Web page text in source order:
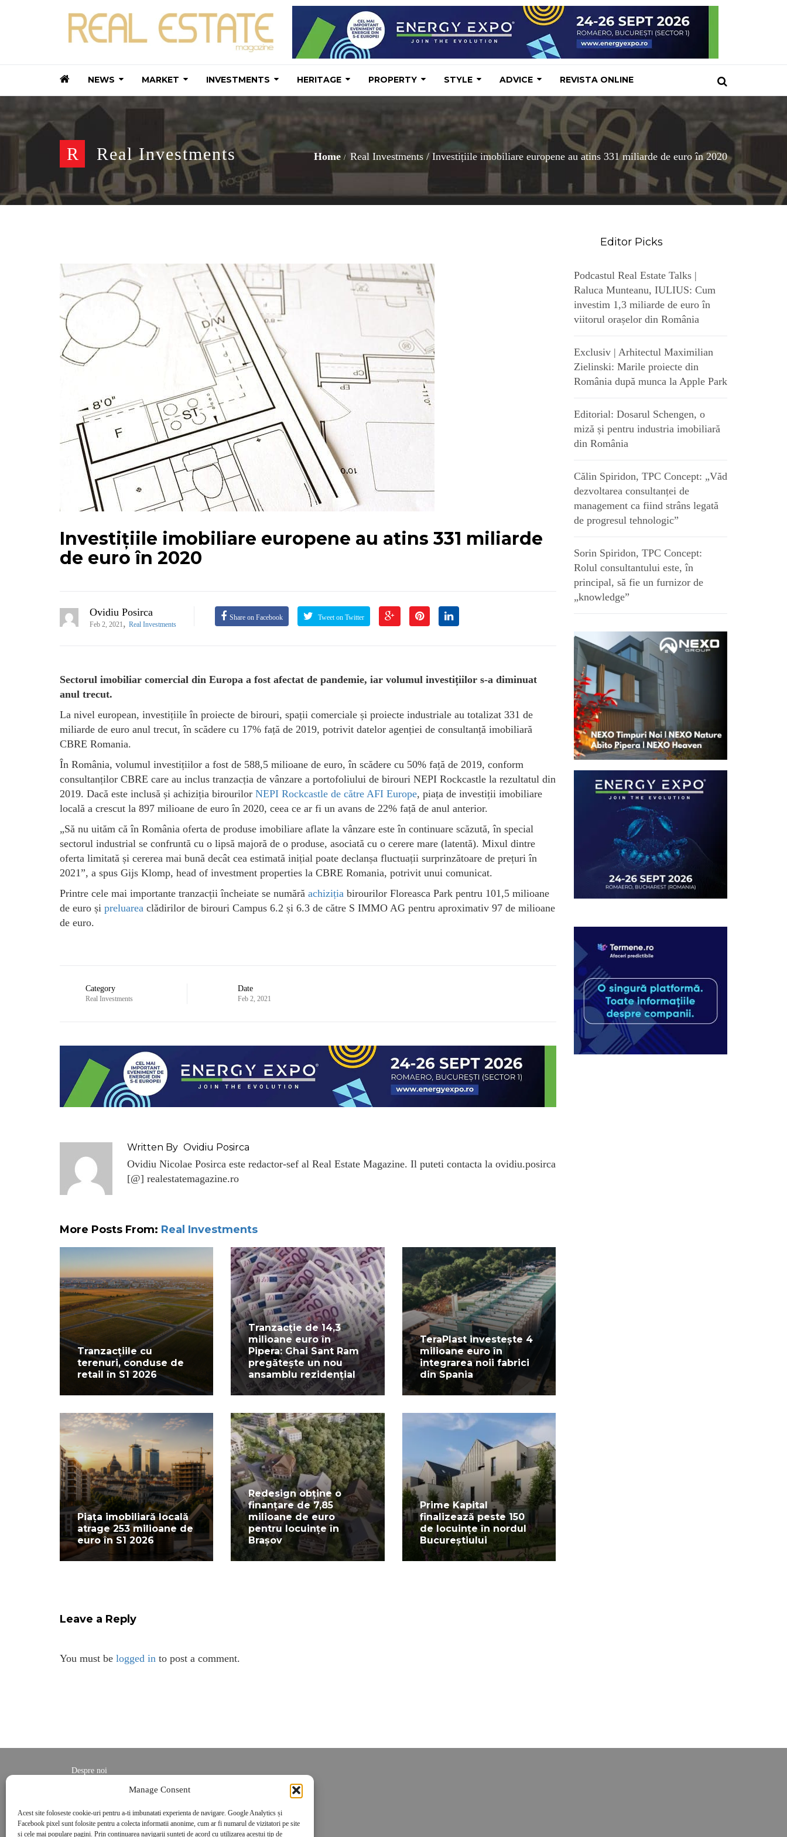
Manage Consent
Acest site foloseste cookie-uri pentru a-ti imbunatati experienta de navigare. Google Analytics și
Facebook pixel sunt folosite pentru a colecta informatii anonime, cum ar fi numarul de vizitatori pe site
si cele mai populare pagini. Prin continuarea navigarii sunteti de acord cu utilizarea acestui tip de
NEWS MARKET INVESTMENTS HERITAGE PROPERTY STYLE ADVICE REVISTA ONLINE
R Real Investments Home Real Investments / Investițiile imobiliare europene au atins 331 miliarde de euro în 2020
Investițiile imobiliare europene au atins 331 miliarde
de euro în 2020
Ovidiu Posirca
Feb 2, 2021, Real Investments
Share on Facebook Tweet on Twitter
Sectorul imobiliar comercial din Europa a fost afectat de pandemie, iar volumul investițiilor s-a diminuat
anul trecut.
La nivel european, investițiile în proiecte de birouri, spații comerciale și proiecte industriale au totalizat 331 de
miliarde de euro anul trecut, în scădere cu 17% față de 2019, potrivit datelor agenției de consultanță imobiliară
CBRE Romania.
În România, volumul investițiilor a fost de 588,5 milioane de euro, în scădere cu 50% față de 2019, conform
consultanților CBRE care au inclus tranzacția de vânzare a portofoliului de birouri NEPI Rockcastle la rezultatul din
2019. Dacă este inclusă și achiziția birourilor NEPI Rockcastle de către AFI Europe, piața de investiții imobiliare
locală a crescut la 897 milioane de euro în 2020, ceea ce ar fi un avans de 22% față de anul anterior.
„Să nu uităm că în România oferta de produse imobiliare aflate la vânzare este în continuare scăzută, în special
sectorul industrial se confruntă cu o lipsă majoră de o produse, asociată cu o cerere mare (latentă). Mixul dintre
oferta limitată și cererea mai bună decât cea estimată inițial poate declanșa fluctuații surprinzătoare de prețuri în
2021”, a spus Gijs Klomp, head of investment properties la CBRE Romania, potrivit unui comunicat.
Printre cele mai importante tranzacții încheiate se numără achiziția birourilor Floreasca Park pentru 101,5 milioane
de euro și preluarea clădirilor de birouri Campus 6.2 și 6.3 de către S IMMO AG pentru aproximativ 97 de milioane
de euro.
Category
Real Investments
Date
Feb 2, 2021
Written By Ovidiu Posirca
Ovidiu Nicolae Posirca este redactor-sef al Real Estate Magazine. Il puteti contacta la ovidiu.posirca
[@] realestatemagazine.ro
More Posts From: Real Investments
Tranzacțiile cu
terenuri, conduse de
retail în S1 2026
Tranzacție de 14,3
milioane euro în
Pipera: Ghai Sant Ram
pregătește un nou
ansamblu rezidențial
TeraPlast investește 4
milioane euro în
integrarea noii fabrici
din Spania
Piața imobiliară locală
atrage 253 milioane de
euro în S1 2026
Redesign obține o
finanțare de 7,85
milioane de euro
pentru locuințe în
Brașov
Prime Kapital
finalizează peste 150
de locuințe în nordul
Bucureștiului
Leave a Reply
You must be logged in to post a comment.
Editor Picks
Podcastul Real Estate Talks |
Raluca Munteanu, IULIUS: Cum
investim 1,3 miliarde de euro în
viitorul orașelor din România
Exclusiv | Arhitectul Maximilian
Zielinski: Marile proiecte din
România după munca la Apple Park
Editorial: Dosarul Schengen, o
miză și pentru industria imobiliară
din România
Călin Spiridon, TPC Concept: „Văd
dezvoltarea consultanței de
management ca fiind strâns legată
de progresul tehnologic”
Sorin Spiridon, TPC Concept:
Rolul consultantului este, în
principal, să fie un furnizor de
„knowledge”
Despre noi
Politica de cookies